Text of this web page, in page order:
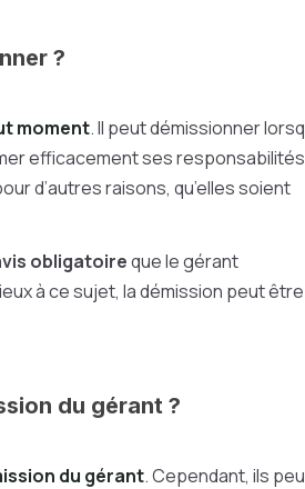
?
moment. Il peut démissionner
efficacement ses
d’autres raisons, qu’elles soient
obligatoireque le gérant
à ce sujet, la démission peut être
du gérant ?
du gérant. Cependant, ils